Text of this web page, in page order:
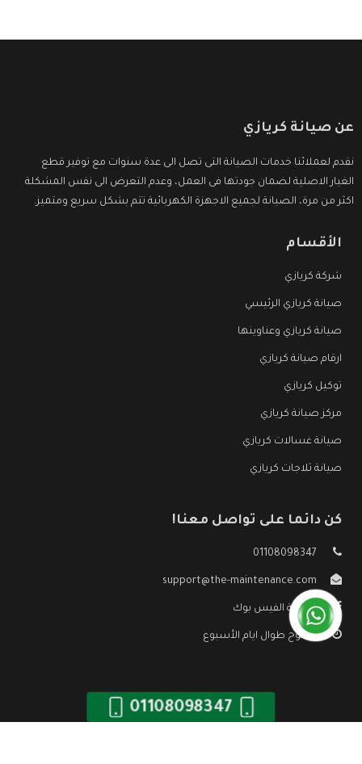
عن صيانة كريازي
نقدم لعملائنا خدمات الصيانة التى تصل الى عدة سنوات مع توفير قطع
الغيار الاصلية لضمان جودتها فى العمل، وعدم التعرض الى نفس المشكلة
اكثر من مرة، الصيانة لجميع الاجهزة الكهربائية تتم بشكل سريع ومتميز.
الأقسام
شركة كريازي
صيانة كريازي الرئيسي
صيانة كريازي وعناوينها
ارقام صيانة كريازي
توكيل كريازي
مركز صيانة كريازي
صيانة غسالات كريازي
صيانة ثلاجات كريازي
كن دائما على تواصل معنا!
01108098347
support@the-maintenance.com
صفحة الفيس بوك
مفتوح طوال ايام الأسبوع
01108098347